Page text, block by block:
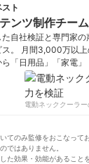
的なことのみならず、
て常に進化を心がける
は、カフェ・レスト
、日々のティータイ
紅茶器＆ティーグッ
茶コーディネーター
気ブログランキング
人気を博している。
のプロフィール
ト
ンツ制作チーム
自社検証と専門家
ス。 月間3,000万以
ら「日用品」「家電
商品を選んでもらう
テンツ制作チームの
電動ネッククーラー
てのみ監修をおこなって
ではありません。
た効果・効能があること